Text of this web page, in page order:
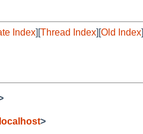
Index][Thread Index][Old Index]
>